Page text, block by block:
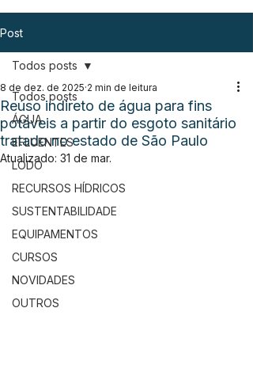
Post
Todos posts
ÁGUA
EFLUENTES
LODO
RECURSOS HÍDRICOS
SUSTENTABILIDADE
EQUIPAMENTOS
CURSOS
NOVIDADES
OUTROS
Todos posts
Reúso indireto de água para fins
potáveis a partir do esgoto sanitário
tratado no estado de São Paulo
8 de dez. de 2025 2 min de leitura
Atualizado: 31 de mar.